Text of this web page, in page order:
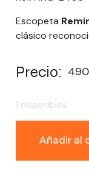
Escopeta
clásico
Precio:
1 disponibles
Añadir al